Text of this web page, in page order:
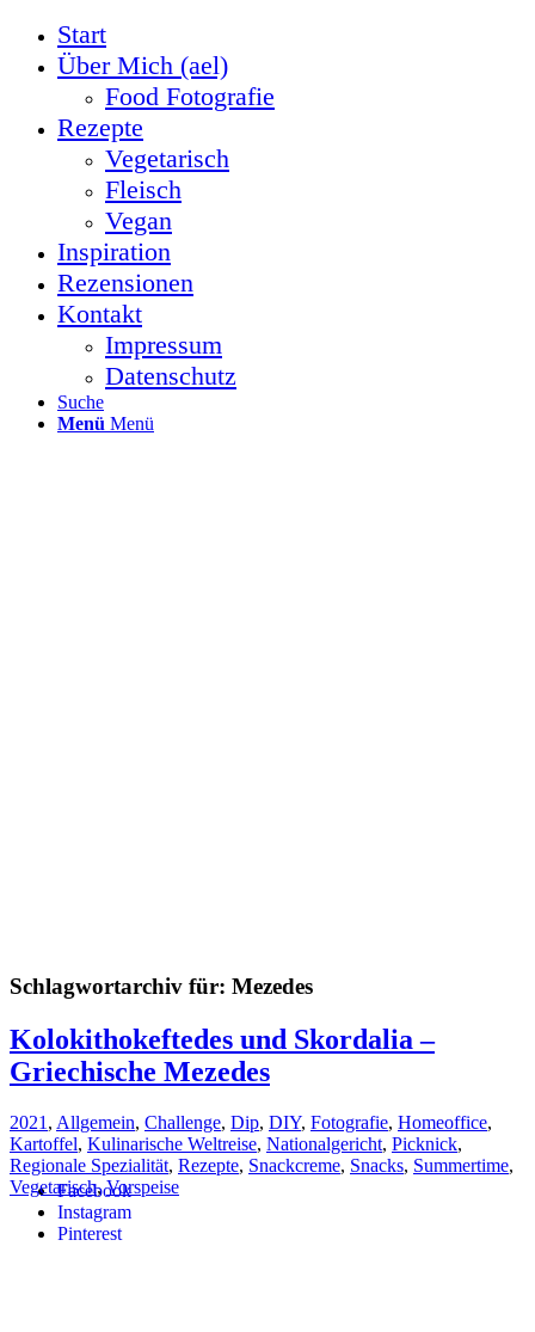
Start
Über Mich (ael)
Food Fotografie
Rezepte
Vegetarisch
Fleisch
Vegan
Inspiration
Rezensionen
Kontakt
Impressum
Datenschutz
Suche
Menü Menü
Facebook
Instagram
Pinterest
Schlagwortarchiv für: Mezedes
Kolokithokeftedes und Skordalia –
Griechische Mezedes
2021 , Allgemein, Challenge, Dip, DIY, Fotografie, Homeoffice,
Kartoffel, Kulinarische Weltreise, Nationalgericht, Picknick,
Regionale Spezialität, Rezepte, Snackcreme, Snacks, Summertime,
Vegetarisch,Vorspeise